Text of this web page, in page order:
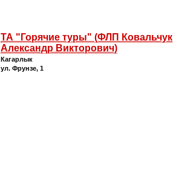
ТА "Горячие туры" (ФЛП Ковальчук
Александр Викторович)
Кагарлык
ул. Фрунзе, 1